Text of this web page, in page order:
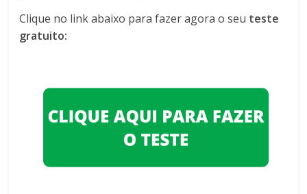
Clique no link abaixo para fazer agora o seu teste
gratuito: